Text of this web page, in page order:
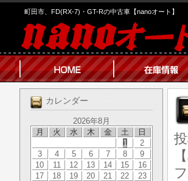
町田市、FD(RX-7)・GT-Rの中古車【nanoオート】
カレンダー
2026年8月
月
火 水 木 金 土 日
1
2
3
4 5 6 7 8
9
10
11 12 13 14 15
16
17
18 19 20 21 22
23